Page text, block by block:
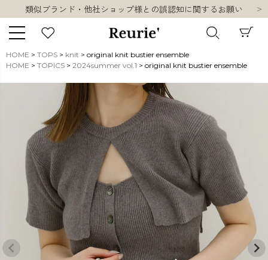
類似ブランド・他社ショップ様との誤認知に関するお願い
熊本県熊本地方を震源とする地震の影響について
お盆期間中の営業・配送に関して
類似ブランド・他社ショップ様との誤認知に関するお願い
キーワード
販売タイプ
新着 再入荷 SALE
商品タイプ
ORIGINAL HIT ITEM
HOME TOPS knit
original knit bustier ensemble
HOME
TOPICS 2024summer vol.1 original knit bustier ensemble